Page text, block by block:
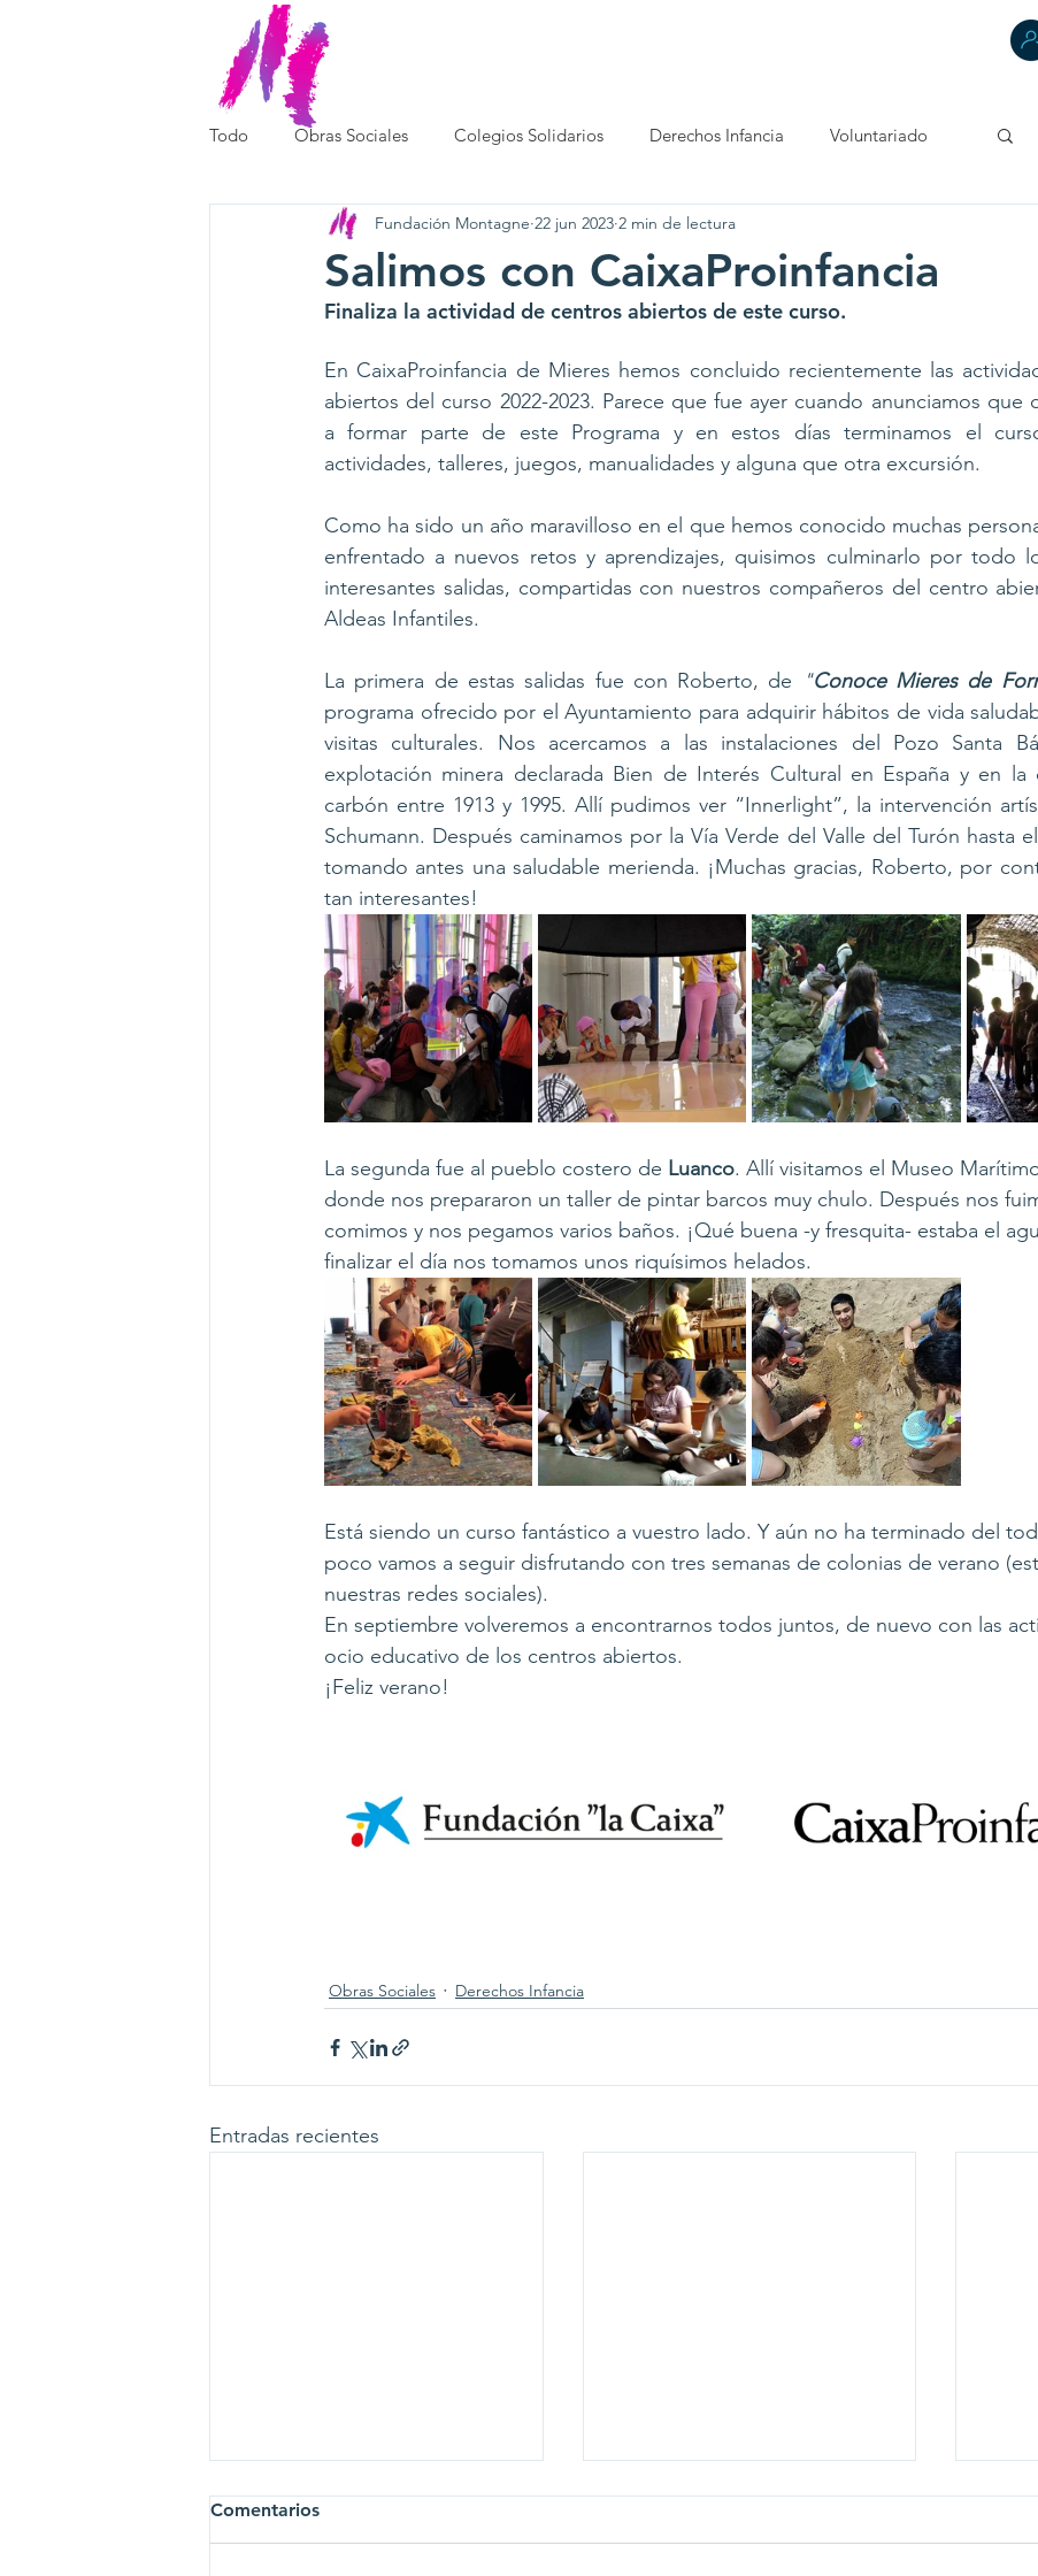
Todo Obras Sociales Colegios Solidarios Derechos Infancia Voluntariado
Salimos con CaixaProinfancia
Fundación Montagne 22 jun 2023 2 min de lectura
Finaliza la actividad de centros abiertos de este curso.
En CaixaProinfancia de Mieres hemos concluido recientemente las
abiertos del curso 2022-2023. Parece que fue ayer cuando anunciamos que
a formar parte de este Programa y en estos días terminamos el
actividades, talleres, juegos, manualidades y alguna que otra excursión.
Como ha sido un año maravilloso en el que hemos conocido muchas
enfrentado a nuevos retos y aprendizajes, quisimos culminarlo por todo
interesantes salidas, compartidas con nuestros compañeros del centro
Aldeas Infantiles.
La primera de estas salidas fue con Roberto, de "Conoce Mieres de
programa ofrecido por el Ayuntamiento para adquirir hábitos de vida
visitas culturales. Nos acercamos a las instalaciones del Pozo Santa
explotación minera declarada Bien de Interés Cultural en España y en la
carbón entre 1913 y 1995. Allí pudimos ver “Innerlight”, la intervención
Schumann. Después caminamos por la Vía Verde del Valle del Turón hasta
tomando antes una saludable merienda. ¡Muchas gracias, Roberto, por
tan interesantes!
La segunda fue al pueblo costero de Luanco. Allí visitamos el Museo
donde nos prepararon un taller de pintar barcos muy chulo. Después nos
comimos y nos pegamos varios baños. ¡Qué buena -y fresquita- estaba el
finalizar el día nos tomamos unos riquísimos helados.
Está siendo un curso fantástico a vuestro lado. Y aún no ha terminado del
poco vamos a seguir disfrutando con tres semanas de colonias de verano
nuestras redes sociales).
En septiembre volveremos a encontrarnos todos juntos, de nuevo con las
ocio educativo de los centros abiertos.
¡Feliz verano!
Obras Sociales Derechos Infancia
Entradas recientes
Comentarios